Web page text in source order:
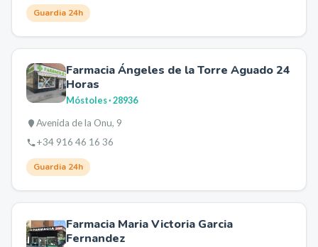
Guardia 24h
Farmacia Ángeles de la Torre Aguado 24
Horas
Móstoles· 28936
Avenida de la Onu, 9
+34 916 46 16 36
Guardia 24h
Farmacia Maria Victoria Garcia
Fernandez